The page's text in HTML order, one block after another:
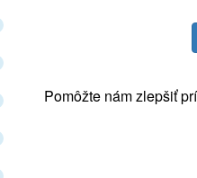
Pomôžte nám zlepšiť